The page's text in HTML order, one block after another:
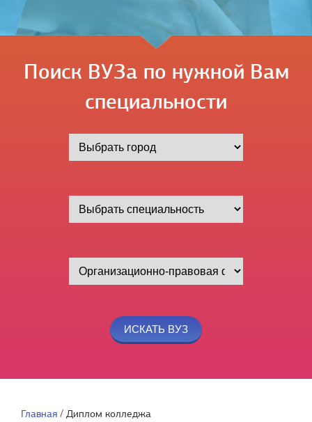
Поиск ВУЗа по нужной Вам
специальности
Главная / Диплом колледжа